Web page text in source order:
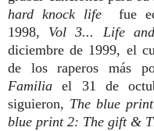
hard knock life
fue
1998, Vol 3... Life
diciembre de 1999, el
de los raperos más
Familiael 31 de
siguieron, The blue print
blue print 2: The gift &